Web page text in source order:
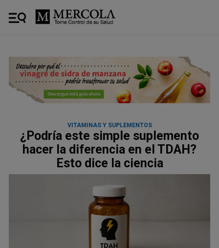
VITAMINAS Y SUPLEMENTOS
¿Podría este simple suplemento
hacer la diferencia en el TDAH?
Esto dice la ciencia